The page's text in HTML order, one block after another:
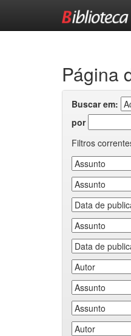
Página
Buscar em:
por
Filtros